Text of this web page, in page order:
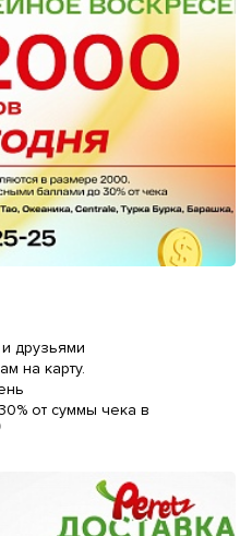
друзьями
на карту.
от суммы чека в